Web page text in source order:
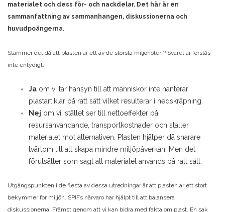
materialet och dess för- och nackdelar. Det här är en
sammanfattning av sammanhangen, diskussionerna och
huvudpoängerna.
Stämmer det då att plasten är ett av de största miljöhoten? Svaret är förstås
inte entydigt.
Ja om vi tar hänsyn till att människor inte hanterar
plastartiklar på rätt sätt vilket resulterar i nedskräpning.
Nej om vi istället ser till nettoeffekter på
resursanvändande, transportkostnader och ställer
materialet mot alternativen. Plasten hjälper då snarare
tvärtom till att skapa mindre miljöpåverkan. Men det
förutsätter som sagt att materialet används på rätt sätt.
Utgångspunkten i de flesta av dessa utredningar är att plasten är ett stort
bekymmer för miljön. SPIFs närvaro har hjälpt till att balansera
diskussionerna. Främst genom att vi kan bidra med fakta om plast. En sak